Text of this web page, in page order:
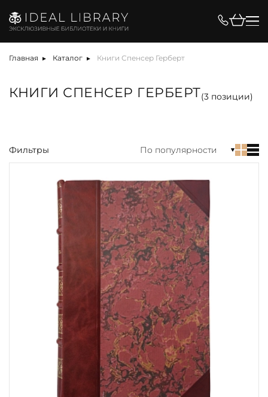
Главная Каталог Книги Спенсер Герберт
КНИГИ СПЕНСЕР ГЕРБЕРТ(3позиции)
Цена, ₽
альбом
антикварная книга
арт-объект
библиотека
Показать еще
Фильтры По популярности